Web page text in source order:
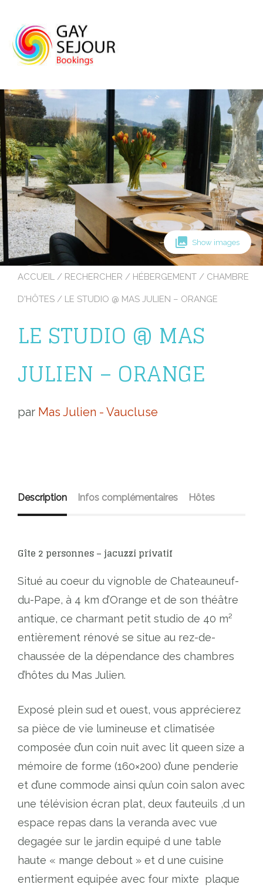
content
Show images
ACCUEIL / RECHERCHER / HÉBERGEMENT / CHAMBRE
D'HÔTES / LE STUDIO @ MAS JULIEN – ORANGE
LE STUDIO @ MAS
JULIEN – ORANGE
par Mas Julien - Vaucluse
Description Infos complémentaires Hôtes
Gîte 2 personnes – jacuzzi privatif
Situé au coeur du vignoble de Chateauneuf-
du-Pape, à 4 km d’Orange et de son théâtre
antique, ce charmant petit studio de 40 m²
entièrement rénové se situe au rez-de-
chaussée de la dépendance des chambres
d’hôtes du Mas Julien.
Exposé plein sud et ouest, vous apprécierez
sa pièce de vie lumineuse et climatisée
composée d’un coin nuit avec lit queen size a
mémoire de forme (160×200) d’une penderie
et d’une commode ainsi qu’un coin salon avec
une télévision écran plat, deux fauteuils ,d un
espace repas dans la veranda avec vue
degagée sur le jardin equipé d une table
haute « mange debout » et d une cuisine
entierment equipée avec four mixte plaque